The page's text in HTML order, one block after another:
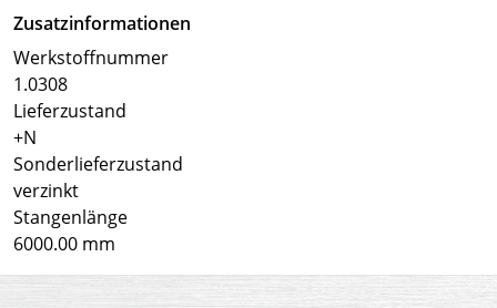
Zusatzinformationen
Werkstoffnummer
1.0308
Lieferzustand
+N
Sonderlieferzustand
verzinkt
Stangenlänge
6000.00 mm